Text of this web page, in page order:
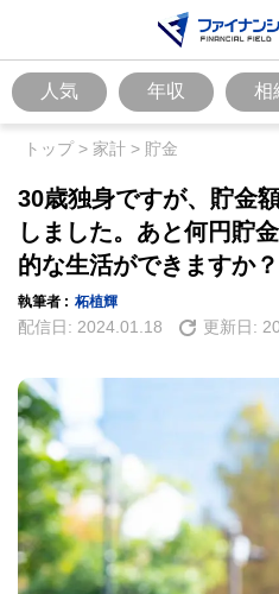
人気 年収 相
トップ> 家計 > 貯金
30歳独身ですが、貯金
しました。あと何円貯
的な生活ができますか？
執筆者 : 柘植輝
配信日: 2024.01.18 更新日: